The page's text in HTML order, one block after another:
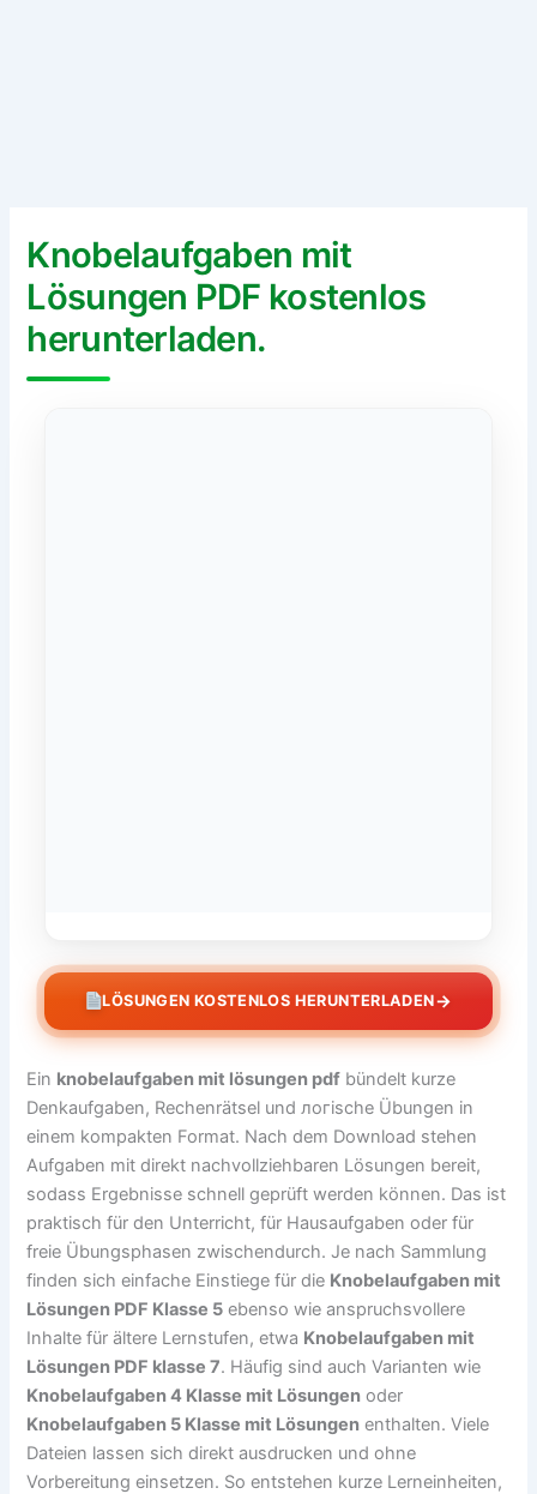
Knobelaufgaben mit
Lösungen PDF kostenlos
herunterladen.
LÖSUNGEN KOSTENLOS HERUNTERLADEN→
Ein knobelaufgaben mit lösungen pdf bündelt kurze
Denkaufgaben, Rechenrätsel und логische Übungen in
einem kompakten Format. Nach dem Download stehen
Aufgaben mit direkt nachvollziehbaren Lösungen bereit,
sodass Ergebnisse schnell geprüft werden können. Das ist
praktisch für den Unterricht, für Hausaufgaben oder für
freie Übungsphasen zwischendurch. Je nach Sammlung
finden sich einfache Einstiege für die Knobelaufgaben mit
Lösungen PDF Klasse 5 ebenso wie anspruchsvollere
Inhalte für ältere Lernstufen, etwa Knobelaufgaben mit
Lösungen PDF klasse 7. Häufig sind auch Varianten wie
Knobelaufgaben 4 Klasse mit Lösungen oder
Knobelaufgaben 5 Klasse mit Lösungen enthalten. Viele
Dateien lassen sich direkt ausdrucken und ohne
Vorbereitung einsetzen. So entstehen kurze Lerneinheiten,